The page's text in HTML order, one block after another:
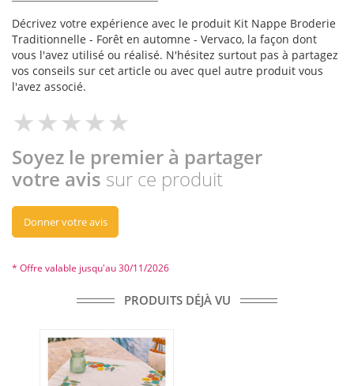
Décrivez votre expérience avec le produit Kit Nappe Broderie
Traditionnelle - Forêt en automne - Vervaco, la façon dont
vous l'avez utilisé ou réalisé. N'hésitez surtout pas à partagez
vos conseils sur cet article ou avec quel autre produit vous
l'avez associé.
Soyez le premier à partager
votre avis sur ce produit
Donner votre avis
* Offre valable jusqu'au 30/11/2026
PRODUITS DÉJÀ VU